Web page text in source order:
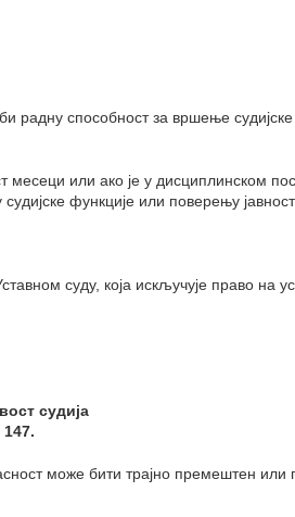
радну способност за вршење
или ако је у дисциплинском
функције или поверењу
суду, која искључује право на
судија
може бити трајно премештен